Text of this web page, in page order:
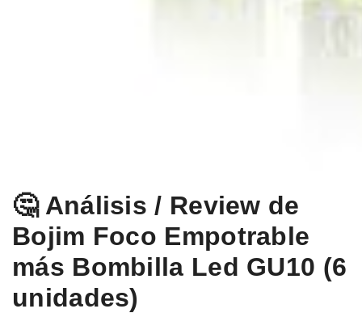
🤔 Análisis / Review de
Bojim Foco Empotrable
más Bombilla Led GU10 (6
unidades)